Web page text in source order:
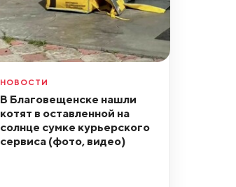
НОВОСТИ
В Благовещенске нашли
котят в оставленной на
солнце сумке курьерского
сервиса (фото, видео)